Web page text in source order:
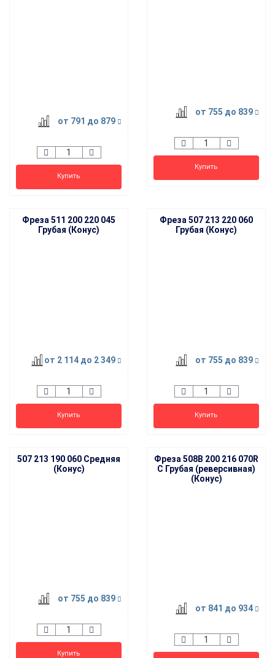
от 791 до 879
Купить
от 755 до 839
Купить
Фреза 511 200 220 045
Грубая (Конус)
от 2 114 до 2 349
Купить
Фреза 507 213 220 060
Грубая (Конус)
от 755 до 839
Купить
507 213 190 060 Средняя
(Конус)
от 755 до 839
Купить
Фреза 508B 200 216 070R
C Грубая (реверсивная)
(Конус)
от 841 до 934